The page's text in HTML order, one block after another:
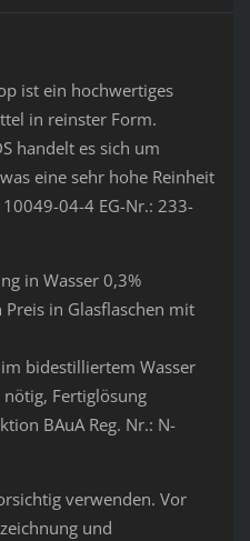
ist ein hochwertiges
in reinster Form.
handelt es sich um
eine sehr hohe Reinheit
10049-04-4 EG-Nr.: 233-
in Wasser 0,3%
in Glasflaschen mit
bidestilliertem Wasser
Fertiglösung
BAuA Reg. Nr.: N-
verwenden. Vor
und